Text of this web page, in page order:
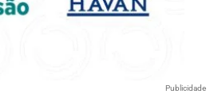
Publicidade